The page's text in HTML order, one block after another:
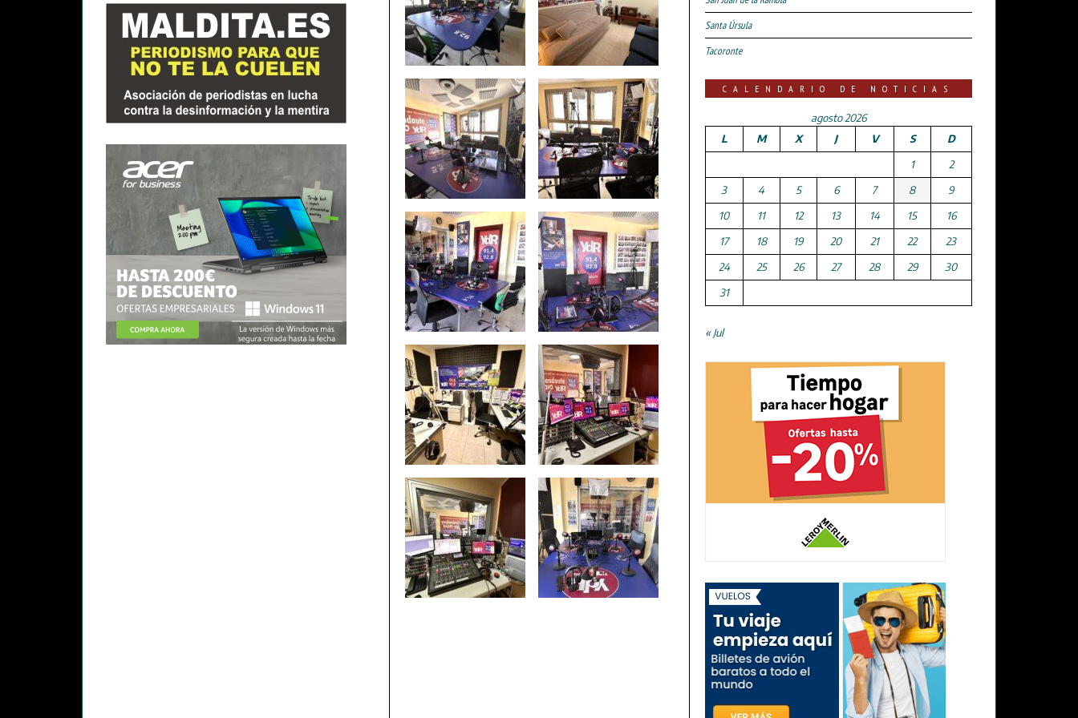
Santa Úrsula
Tacoronte
CALENDARIO DE NOTICIAS
agosto 2026
L
M X J V S
D
1
2
3
4 5 6 7 8
9
10
11 12 13 14 15
16
17
18 19 20 21 22
23
24
25 26 27 28 29
30
31
« Jul